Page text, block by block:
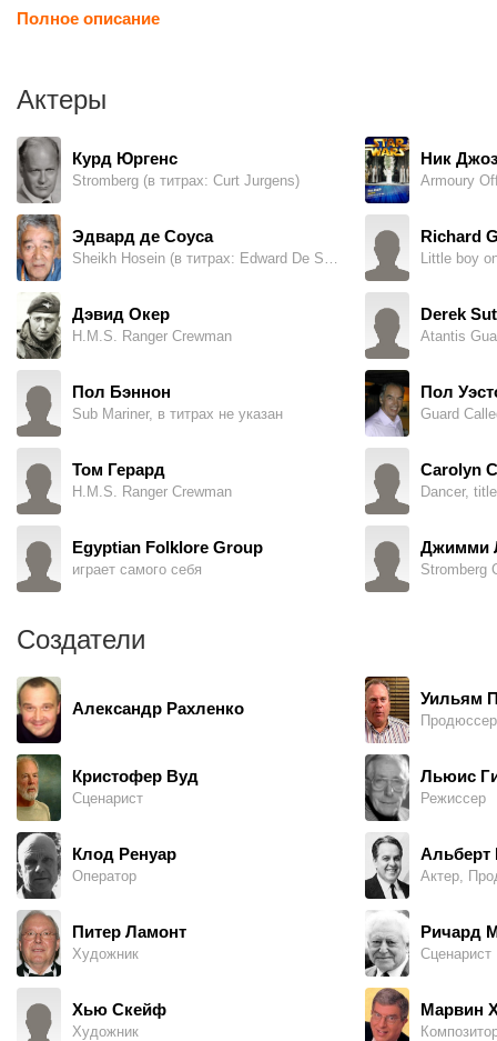
очаровательной русской разведчицей. Вместе они
перекусывает толстый стальной трос. Для того чтобы
эксклюзивный спортивный автомобиль «Лотос», который
может плавать под водой и стрелять разными видами
ракет.
Полное описание
Актеры
Курд Юргенс
Stromberg (в титрах: Curt Jurgens)
Эдвард де Соуса
Sheikh Hosein (в титрах: Edward De Souza)
Дэвид Окер
H.M.S. Ranger Crewman
Пол Бэннон
Sub Mariner, в титрах не указан
Том Герард
H.M.S. Ranger Crewman
Egyptian Folklore Group
играет самого себя
Ник
Armoury
Richard
Derek
Atantis
Пол
Carolyn
Джимми
Stromberg
Создатели
Александр Рахленко
Кристофер Вуд
Сценарист
Клод Ренуар
Оператор
Питер Ламонт
Художник
Хью Скейф
Художник
Уильям
Продюссер
Льюис
Режиссер
Альберт
Актер,
Ричард
Сценарист
Марвин